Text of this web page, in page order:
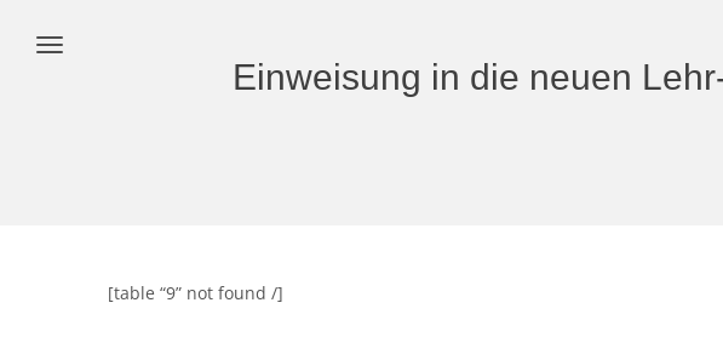
Einweisung in die neuen
[table “9” not found /]